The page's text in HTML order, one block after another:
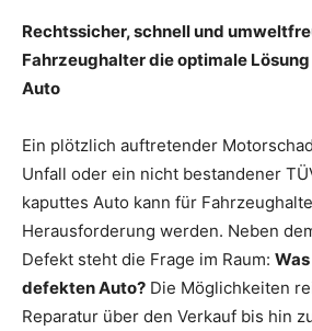
Rechtssicher, schnell und
Fahrzeughalter die optimale
Auto
Ein plötzlich auftretender
Unfall oder ein nicht bestandener
kaputtes Auto kann für
Herausforderung werden. Neben
Defekt steht die Frage im Raum:
defekten Auto? Die Möglichkeiten
Reparatur über den Verkauf bis hin